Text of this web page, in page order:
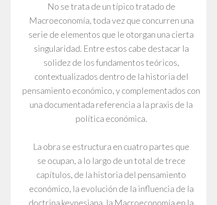
No se trata de un típico tratado de
Macroeconomía, toda vez que concurren una
serie de elementos que le otorgan una cierta
singularidad. Entre estos cabe destacar la
solidez de los fundamentos teóricos,
contextualizados dentro de la historia del
pensamiento económico, y complementados con
una documentada referencia a la praxis de la
política económica.
La obra se estructura en cuatro partes que
se ocupan, a lo largo de un total de trece
capítulos, de la historia del pensamiento
económico, la evolución de la influencia de la
doctrina keynesiana, la Macroeconomía en la